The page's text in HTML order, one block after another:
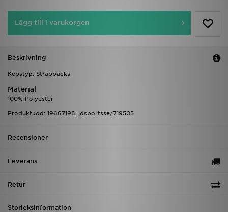
Lägg till i varukorgen
Beskrivning
Kepstyp: Strapbacks
Material
100% Polyester
Produktkod: 19667198_jdsportsse/719505
Recensioner
Leverans
Retur
Storleksinformation